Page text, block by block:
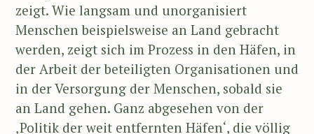
zeigt. Wie langsam und unorganisiert
Menschen beispielsweise an Land gebracht
werden, zeigt sich im Prozess in den Häfen, in
der Arbeit der beteiligten Organisationen und
in der Versorgung der Menschen, sobald sie
an Land gehen. Ganz abgesehen von der
‚Politik der weit entfernten Häfen‘, die völlig